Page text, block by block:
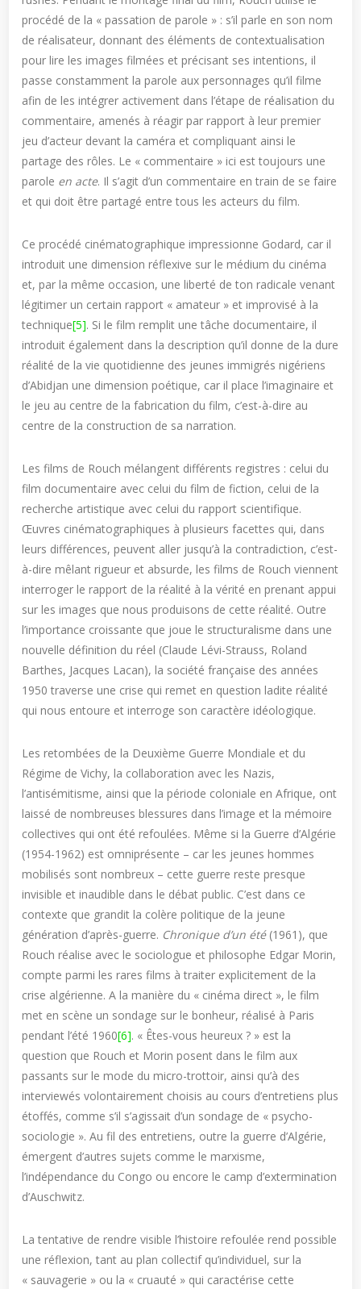
procédé de la « passation de parole » : s’il parle en son nom
de réalisateur, donnant des éléments de contextualisation
pour lire les images filmées et précisant ses intentions, il
passe constamment la parole aux personnages qu’il filme
afin de les intégrer activement dans l’étape de réalisation du
commentaire, amenés à réagir par rapport à leur premier
jeu d’acteur devant la caméra et compliquant ainsi le
partage des rôles. Le « commentaire » ici est toujours une
parole en acte. Il s’agit d’un commentaire en train de se faire
et qui doit être partagé entre tous les acteurs du film.
Ce procédé cinématographique impressionne Godard, car il
introduit une dimension réflexive sur le médium du cinéma
et, par la même occasion, une liberté de ton radicale venant
légitimer un certain rapport « amateur » et improvisé à la
technique[5]. Si le film remplit une tâche documentaire, il
introduit également dans la description qu’il donne de la dure
réalité de la vie quotidienne des jeunes immigrés nigériens
d’Abidjan une dimension poétique, car il place l’imaginaire et
le jeu au centre de la fabrication du film, c’est-à-dire au
centre de la construction de sa narration.
Les films de Rouch mélangent différents registres : celui du
film documentaire avec celui du film de fiction, celui de la
recherche artistique avec celui du rapport scientifique.
Œuvres cinématographiques à plusieurs facettes qui, dans
leurs différences, peuvent aller jusqu’à la contradiction, c’est-
à-dire mêlant rigueur et absurde, les films de Rouch viennent
interroger le rapport de la réalité à la vérité en prenant appui
sur les images que nous produisons de cette réalité. Outre
l’importance croissante que joue le structuralisme dans une
nouvelle définition du réel (Claude Lévi-Strauss, Roland
Barthes, Jacques Lacan), la société française des années
1950 traverse une crise qui remet en question ladite réalité
qui nous entoure et interroge son caractère idéologique.
Les retombées de la Deuxième Guerre Mondiale et du
Régime de Vichy, la collaboration avec les Nazis,
l’antisémitisme, ainsi que la période coloniale en Afrique, ont
laissé de nombreuses blessures dans l’image et la mémoire
collectives qui ont été refoulées. Même si la Guerre d’Algérie
(1954-1962) est omniprésente – car les jeunes hommes
mobilisés sont nombreux – cette guerre reste presque
invisible et inaudible dans le débat public. C’est dans ce
contexte que grandit la colère politique de la jeune
génération d’après-guerre. Chronique d’un été(1961), que
Rouch réalise avec le sociologue et philosophe Edgar Morin,
compte parmi les rares films à traiter explicitement de la
crise algérienne. A la manière du « cinéma direct », le film
met en scène un sondage sur le bonheur, réalisé à Paris
pendant l’été 1960[6]. « Êtes-vous heureux ? » est la
question que Rouch et Morin posent dans le film aux
passants sur le mode du micro-trottoir, ainsi qu’à des
interviewés volontairement choisis au cours d’entretiens plus
étoffés, comme s’il s’agissait d’un sondage de « psycho-
sociologie ». Au fil des entretiens, outre la guerre d’Algérie,
émergent d’autres sujets comme le marxisme,
l’indépendance du Congo ou encore le camp d’extermination
d’Auschwitz.
La tentative de rendre visible l’histoire refoulée rend possible
une réflexion, tant au plan collectif qu’individuel, sur la
« sauvagerie » ou la « cruauté » qui caractérise cette